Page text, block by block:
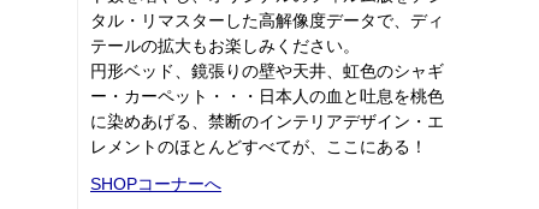
タル・リマスターした高解像度データで、ディ
テールの拡大もお楽しみください。
円形ベッド、鏡張りの壁や天井、虹色のシャギ
ー・カーペット・・・日本人の血と吐息を桃色
に染めあげる、禁断のインテリアデザイン・エ
レメントのほとんどすべてが、ここにある！
SHOPコーナーへ